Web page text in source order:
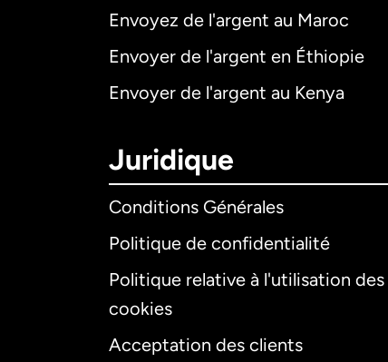
Envoyez de l'argent au Maroc
Envoyer de l'argent en Éthiopie
Envoyer de l'argent au Kenya
Juridique
Conditions Générales
Politique de confidentialité
Politique relative à l'utilisation des
cookies
Acceptation des clients